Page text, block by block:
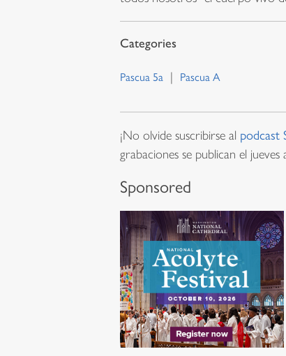
Pascua 5a Pascua A
¡No olvide suscribirse al podcast
grabaciones se publican el
Sponsored